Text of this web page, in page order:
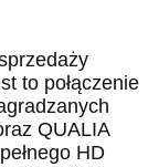
to połączenie
QUALIA
HD